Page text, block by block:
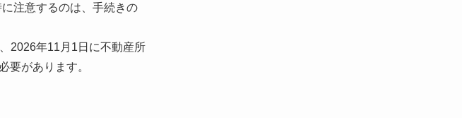
注意するのは、手続きの
2026年11月1日に不動産所
要があります。